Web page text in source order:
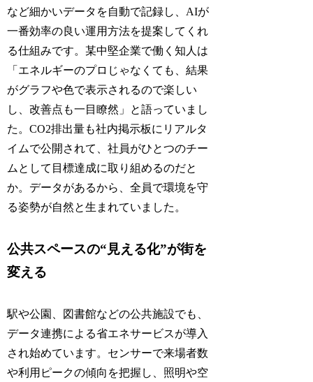
など細かいデータを自動で記録し、AIが
一番効率の良い運用方法を提案してくれ
る仕組みです。某中堅企業で働く知人は
「エネルギーのプロじゃなくても、結果
がグラフや色で表示されるので楽しい
し、改善点も一目瞭然」と語っていまし
た。CO2排出量も社内掲示板にリアルタ
イムで公開されて、社員がひとつのチー
ムとして目標達成に取り組めるのだと
か。データがあるから、全員で環境を守
る姿勢が自然と生まれていました。
公共スペースの“見える化”が街を
変える
駅や公園、図書館などの公共施設でも、
データ連携による省エネサービスが導入
され始めています。センサーで来場者数
や利用ピークの傾向を把握し、照明や空